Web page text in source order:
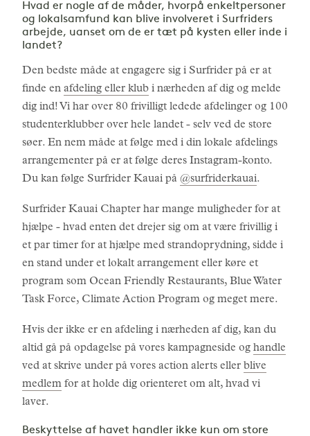
Hvad er nogle af de måder, hvorpå enkeltpersoner
og lokalsamfund kan blive involveret i Surfriders
arbejde, uanset om de er tæt på kysten eller inde i
landet?
Den bedste måde at engagere sig i Surfrider på er at
finde en afdeling eller klub i nærheden af dig og melde
dig ind! Vi har over 80 frivilligt ledede afdelinger og 100
studenterklubber over hele landet - selv ved de store
søer. En nem måde at følge med i din lokale afdelings
arrangementer på er at følge deres Instagram-konto.
Du kan følge Surfrider Kauai på @surfriderkauai.
Surfrider Kauai Chapter har mange muligheder for at
hjælpe - hvad enten det drejer sig om at være frivillig i
et par timer for at hjælpe med strandoprydning, sidde i
en stand under et lokalt arrangement eller køre et
program som Ocean Friendly Restaurants, Blue Water
Task Force, Climate Action Program og meget mere.
Hvis der ikke er en afdeling i nærheden af dig, kan du
altid gå på opdagelse på vores kampagneside og handle
ved at skrive under på vores action alerts eller blive
medlem for at holde dig orienteret om alt, hvad vi
laver.
Beskyttelse af havet handler ikke kun om store